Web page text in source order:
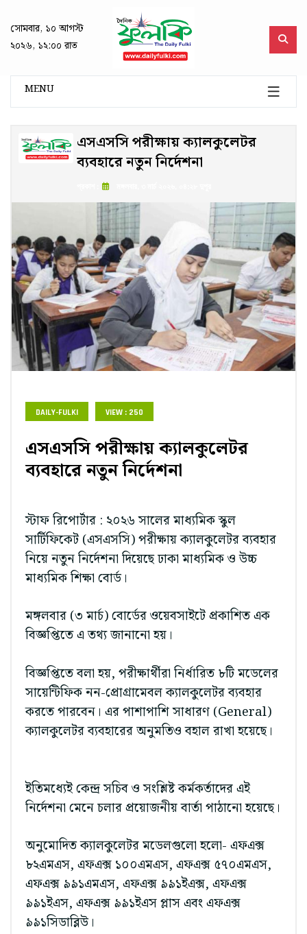
সোমবার, ১০ আগস্ট
২০২৬, ১২:০০ রাত
MENU
এসএসসি পরীক্ষায় ক্যালকুলেটর
ব্যবহারে নতুন নির্দেশনা
DAILY-FULKI VIEW : 250
এসএসসি পরীক্ষায় ক্যালকুলেটর
ব্যবহারে নতুন নির্দেশনা
স্টাফ রিপোর্টার : ২০২৬ সালের মাধ্যমিক স্কুল
সার্টিফিকেট (এসএসসি) পরীক্ষায় ক্যালকুলেটর ব্যবহার
নিয়ে নতুন নির্দেশনা দিয়েছে ঢাকা মাধ্যমিক ও উচ্চ
মাধ্যমিক শিক্ষা বোর্ড।
মঙ্গলবার (৩ মার্চ) বোর্ডের ওয়েবসাইটে প্রকাশিত এক
বিজ্ঞপ্তিতে এ তথ্য জানানো হয়।
বিজ্ঞপ্তিতে বলা হয়, পরীক্ষার্থীরা নির্ধারিত ৮টি মডেলের
সায়েন্টিফিক নন-প্রোগ্রামেবল ক্যালকুলেটর ব্যবহার
করতে পারবেন। এর পাশাপাশি সাধারণ (General)
ক্যালকুলেটর ব্যবহারের অনুমতিও বহাল রাখা হয়েছে।
ইতিমধ্যেই কেন্দ্র সচিব ও সংশ্লিষ্ট কর্মকর্তাদের এই
নির্দেশনা মেনে চলার প্রয়োজনীয় বার্তা পাঠানো হয়েছে।
অনুমোদিত ক্যালকুলেটর মডেলগুলো হলো- এফএক্স
৮২এমএস, এফএক্স ১০০এমএস, এফএক্স ৫৭০এমএস,
এফএক্স ৯৯১এমএস, এফএক্স ৯৯১ইএক্স, এফএক্স
৯৯১ইএস, এফএক্স ৯৯১ইএস প্লাস এবং এফএক্স
৯৯১সিডাব্লিউ।